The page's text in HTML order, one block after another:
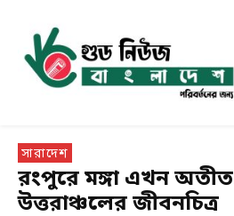
সারাদেশ
রংপুরে মঙ্গা এখন
উত্তরাঞ্চলের জীবনচিত্র